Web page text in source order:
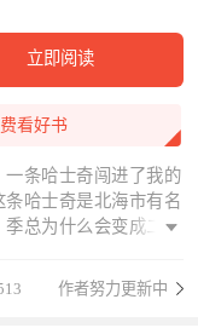
立即阅读
看好书
条哈士奇闯进了我的
哈士奇是北海市有名
总为什么会变成二哈
看家，窃贼进门，二
入沉思。为避免家中
作者努力更新中